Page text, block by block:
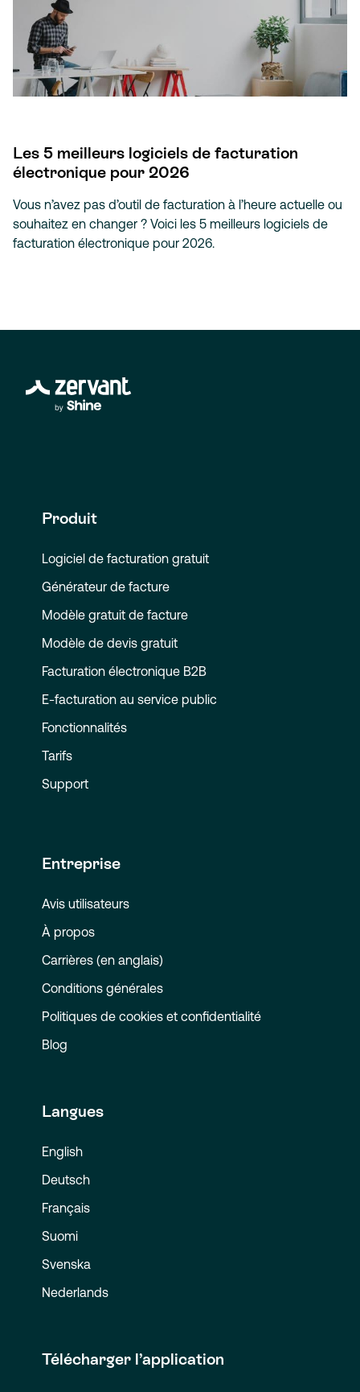
Les 5 meilleurs logiciels de facturation
électronique pour 2026
Vous n’avez pas d’outil de facturation à l’heure actuelle ou
souhaitez en changer ? Voici les 5 meilleurs logiciels de
facturation électronique pour 2026.
Produit
Logiciel de facturation gratuit
Générateur de facture
Modèle gratuit de facture
Modèle de devis gratuit
Facturation électronique B2B
E-facturation au service public
Fonctionnalités
Tarifs
Support
Entreprise
Avis utilisateurs
À propos
Carrières (en anglais)
Conditions générales
Politiques de cookies et confidentialité
Blog
Langues
English
Deutsch
Français
Suomi
Svenska
Nederlands
Télécharger l’application